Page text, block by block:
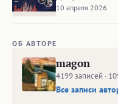
10 апреля 2026
ОБ АВТОРЕ
magon
4199 записей ·
Все записи